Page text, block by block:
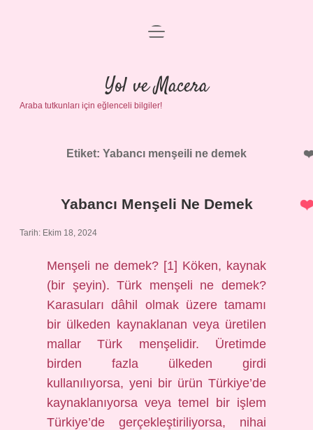
Anasayfa
Gizlilik Politikası
Yasal Uyarı
menüyü
Yol ve Macera
Araba tutkunları için eğlenceli bilgiler!
Etiket: Yabancı menşeili ne demek
Yabancı Menşeli Ne Demek
Tarih: Ekim 18, 2024
Menşeli ne demek? [1] Köken, kaynak
(bir şeyin). Türk menşeli ne demek?
Karasuları dâhil olmak üzere tamamı
bir ülkeden kaynaklanan veya üretilen
mallar Türk menşelidir. Üretimde
birden fazla ülkeden girdi
kullanılıyorsa, yeni bir ürün Türkiye’de
kaynaklanıyorsa veya temel bir işlem
Türkiye’de gerçekleştiriliyorsa, nihai